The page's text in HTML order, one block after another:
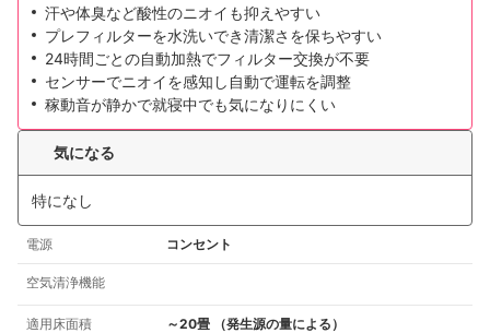
汗や体臭など酸性のニオイも抑えやすい
プレフィルターを水洗いでき清潔さを保ちやすい
24時間ごとの自動加熱でフィルター交換が不要
センサーでニオイを感知し自動で運転を調整
稼動音が静かで就寝中でも気になりにくい
気になる
特になし
電源 コンセント
空気清浄機能
適用床面積 ～20畳 （発生源の量による）